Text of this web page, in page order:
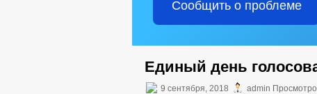
Сообщить о проблеме
Единый день
9 сентября, 2018 admin